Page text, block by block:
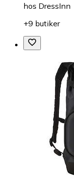
hos DressInn
+9 butiker